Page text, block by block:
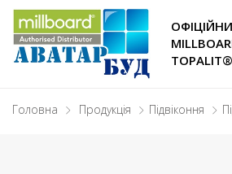
TOPALIT®
Головна Продукція Підвіконня